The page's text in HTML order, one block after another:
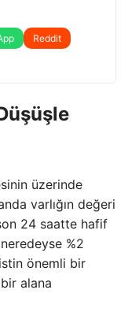
Reddit
üzerinde
varlığın değeri
24 saatte hafif
%2
önemli bir
alana